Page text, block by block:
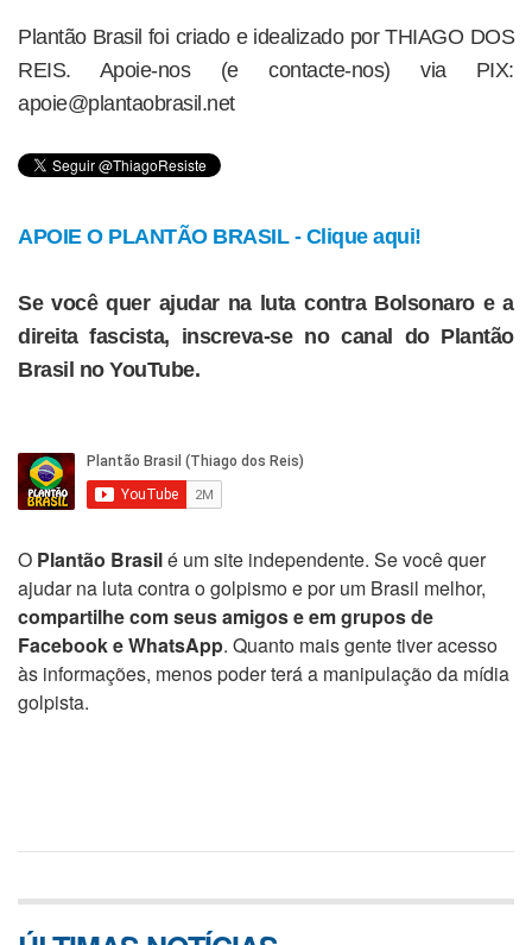
Plantão Brasil foi criado e idealizado por THIAGO DOS
REIS. Apoie-nos (e contacte-nos) via PIX:
apoie@plantaobrasil.net
APOIE O PLANTÃO BRASIL - Clique aqui!
Se você quer ajudar na luta contra Bolsonaro e a
direita fascista, inscreva-se no canal do Plantão
Brasil no YouTube.
O Plantão Brasilé um site independente. Se você quer
ajudar na luta contra o golpismo e por um Brasil melhor,
compartilhe com seus amigos e em grupos de
Facebook e WhatsApp. Quanto mais gente tiver acesso
às informações, menos poder terá a manipulação da mídia
golpista.